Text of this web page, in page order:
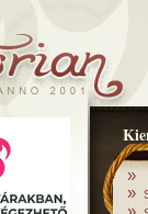
»
»